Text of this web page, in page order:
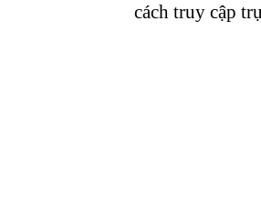
cách truy cập